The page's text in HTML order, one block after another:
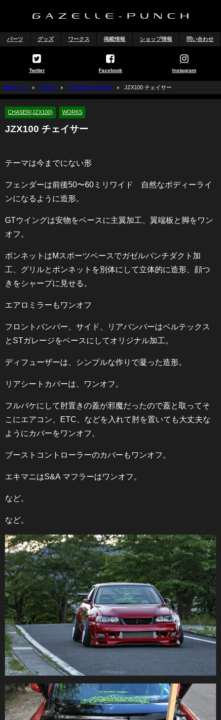
パーツ グッズ ワークス 掲載情報 ショップ情報 問い合わせ
Twitter Facebook Instagram
ホーム PARTS CHASER(JZX100) JZX100 チェイサー
CHASER(JZX100) WORKS
JZX100 チェイサー
テーマは今までにない形
フェンダーは前後50〜60ミリワイド 自然なボディーライ
ンになるように造形。
GTウイングは安物をベースに主翼加工、翼端板と脚をワン
オフ。
ボンネットはMスポーツベースでガゼルパンチダクト加
工、グリルとボンネットを別体にして立体的に造形、顔つ
きをシャープに見せる。
エアロミラーもワンオフ
フロントバンパー、サイド、リアバンパーはベルテックス
とSTガレージをベースにしてオリジナル加工。
ディフューザーは、シンプルな作りで凝った造形。
リアシートカバーは、ワンオフ。
フルバケにして肘置きの蓋が邪魔だったので蓋と取ってそ
こにエアコン、ETC、などを入れて肘を置いても大丈夫な
ようにカバーをワンオフ。
ブーストコントローラーのカバーもワンオフ。
エキマニはS&A マフラーはワンオフ。
など。
など。